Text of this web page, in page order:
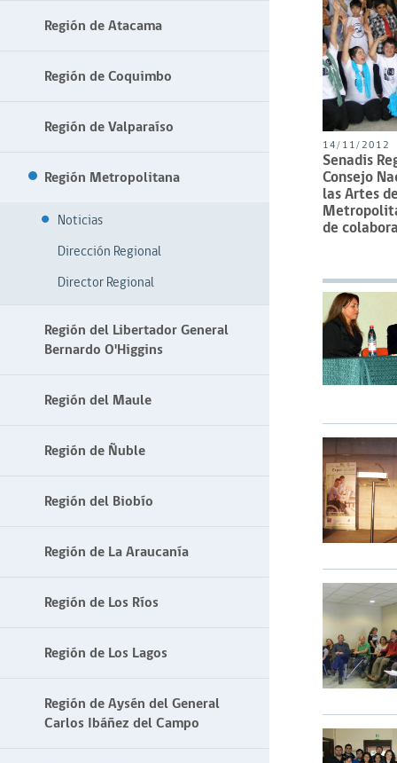
Región de Atacama
Región de Coquimbo
Región de Valparaíso
Región Metropolitana
Noticias
Dirección Regional
Director Regional
Región del Libertador General
Bernardo O'Higgins
Región del Maule
Región de Ñuble
Región del Biobío
Región de La Araucanía
Región de Los Ríos
Región de Los Lagos
Región de Aysén del General
Carlos Ibáñez del Campo
14/11/2012
Senadis
Consejo
las Artes
de